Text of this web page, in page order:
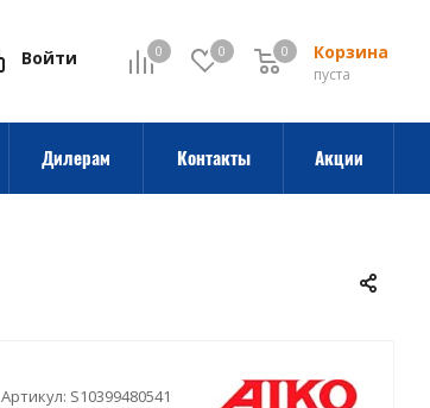
0 0 Корзина
0
пуста
0
Войти
Дилерам Контакты Акции
Артикул: S10399480541